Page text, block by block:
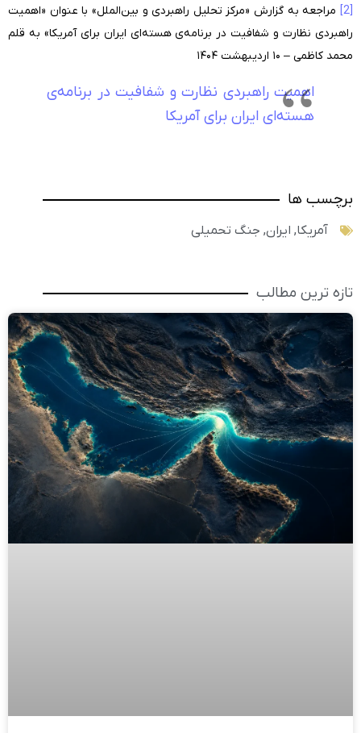
[2]
مراجعه به گزارش «مرکز تحلیل راهبردی و بین‌الملل» با عنوان «اهمیت
راهبردی نظارت و شفافیت در برنامه‌ی هسته‌ای ایران برای آمریکا» به قلم
محمد کاظمی – ۱۰ اردیبهشت ۱۴۰۴
اهمیت راهبردی نظارت و شفافیت در برنامه‌ی
هسته‌ای ایران برای آمریکا
برچسب ها
آمریکا, ایران, جنگ تحمیلی
تازه ترین مطالب